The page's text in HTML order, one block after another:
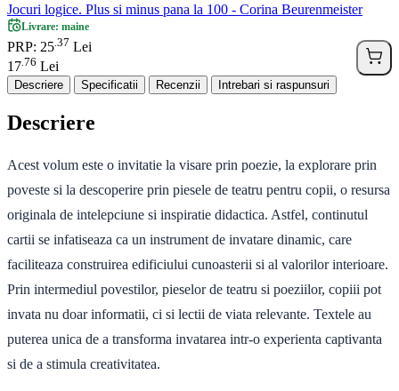
Jocuri logice. Plus si minus pana la 100 - Corina Beurenmeister
Livrare: maine
PRP: 25 37 Lei
17 76 Lei
Descriere Specificatii Recenzii Intrebari si raspunsuri
Descriere
Acest volum este o invitatie la visare prin poezie, la explorare prin
poveste si la descoperire prin piesele de teatru pentru copii, o resursa
originala de intelepciune si inspiratie didactica. Astfel, continutul
cartii se infatiseaza ca un instrument de invatare dinamic, care
faciliteaza construirea edificiului cunoasterii si al valorilor interioare.
Prin intermediul povestilor, pieselor de teatru si poeziilor, copiii pot
invata nu doar informatii, ci si lectii de viata relevante. Textele au
puterea unica de a transforma invatarea intr-o experienta captivanta
si de a stimula creativitatea.